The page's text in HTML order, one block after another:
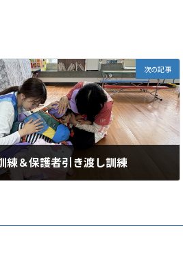
次の記事
練＆保護者引き渡し訓練